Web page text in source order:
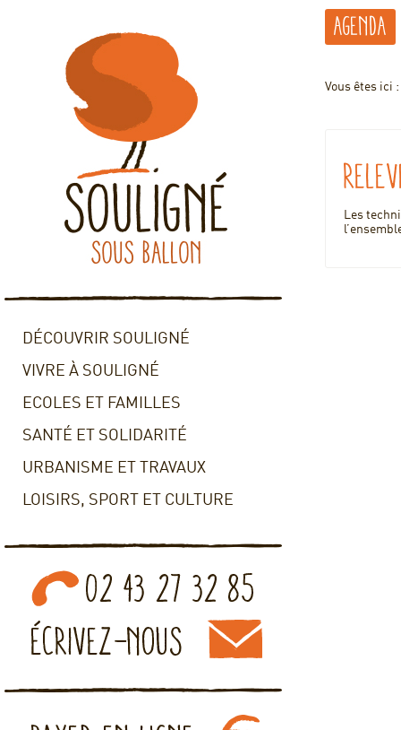
DÉCOUVRIR SOULIGNÉ
VIVRE À SOULIGNÉ
ECOLES ET FAMILLES
SANTÉ ET SOLIDARITÉ
URBANISME ET TRAVAUX
LOISIRS, SPORT ET CULTURE
Agenda
Vous êtes ici :
Les